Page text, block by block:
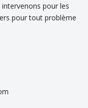
pour les
pour tout problème